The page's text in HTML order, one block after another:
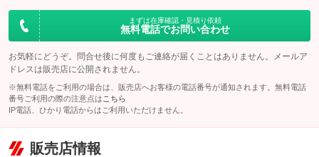
：装備なし ：装備なし
センターデフロック
：装備なし
レンタカーアップ
：装備なし 展示・試乗車
：装備なし
：装備あり
バックカメラ
：装備あり ETC
エアロ
：装備なし スマートキー
ローダウン
：装備なし ランフラットタイヤ
：装備なし
パワーシート
：装備なし 3列シート
：装備なし
ベンチシート
：装備なし ：装備なし
：装備なし
まずは在庫確認・見積り依頼
無料電話でお問い合わせ
お気軽にどうぞ。問合せ後に何度もご連絡が届くことはありません。メールア
ドレスは販売店に公開されません。
※無料電話をご利用の場合は、販売店へお客様の電話番号が通知されます。無料電話
番号ご利用の際の注意点は こちら
IP電話、ひかり電話からはご利用いただけません。
販売店情報